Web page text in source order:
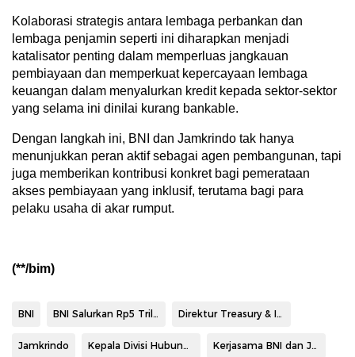
Kolaborasi strategis antara lembaga perbankan dan
lembaga penjamin seperti ini diharapkan menjadi
katalisator penting dalam memperluas jangkauan
pembiayaan dan memperkuat kepercayaan lembaga
keuangan dalam menyalurkan kredit kepada sektor-sektor
yang selama ini dinilai kurang bankable.
Dengan langkah ini, BNI dan Jamkrindo tak hanya
menunjukkan peran aktif sebagai agen pembangunan, tapi
juga memberikan kontribusi konkret bagi pemerataan
akses pembiayaan yang inklusif, terutama bagi para
pelaku usaha di akar rumput.
(**/bim)
BNI BNI Salurkan Rp5 Triliun Direktur Treasury & International BNI Abu Santosa Sudradjat GM International & Financial Institutions BNI Roekma Hari Adji
Jamkrindo Kepala Divisi Hubungan Kelembagaan II Jamkrindo Aribowo Kerjasama BNI dan Jamkrindo